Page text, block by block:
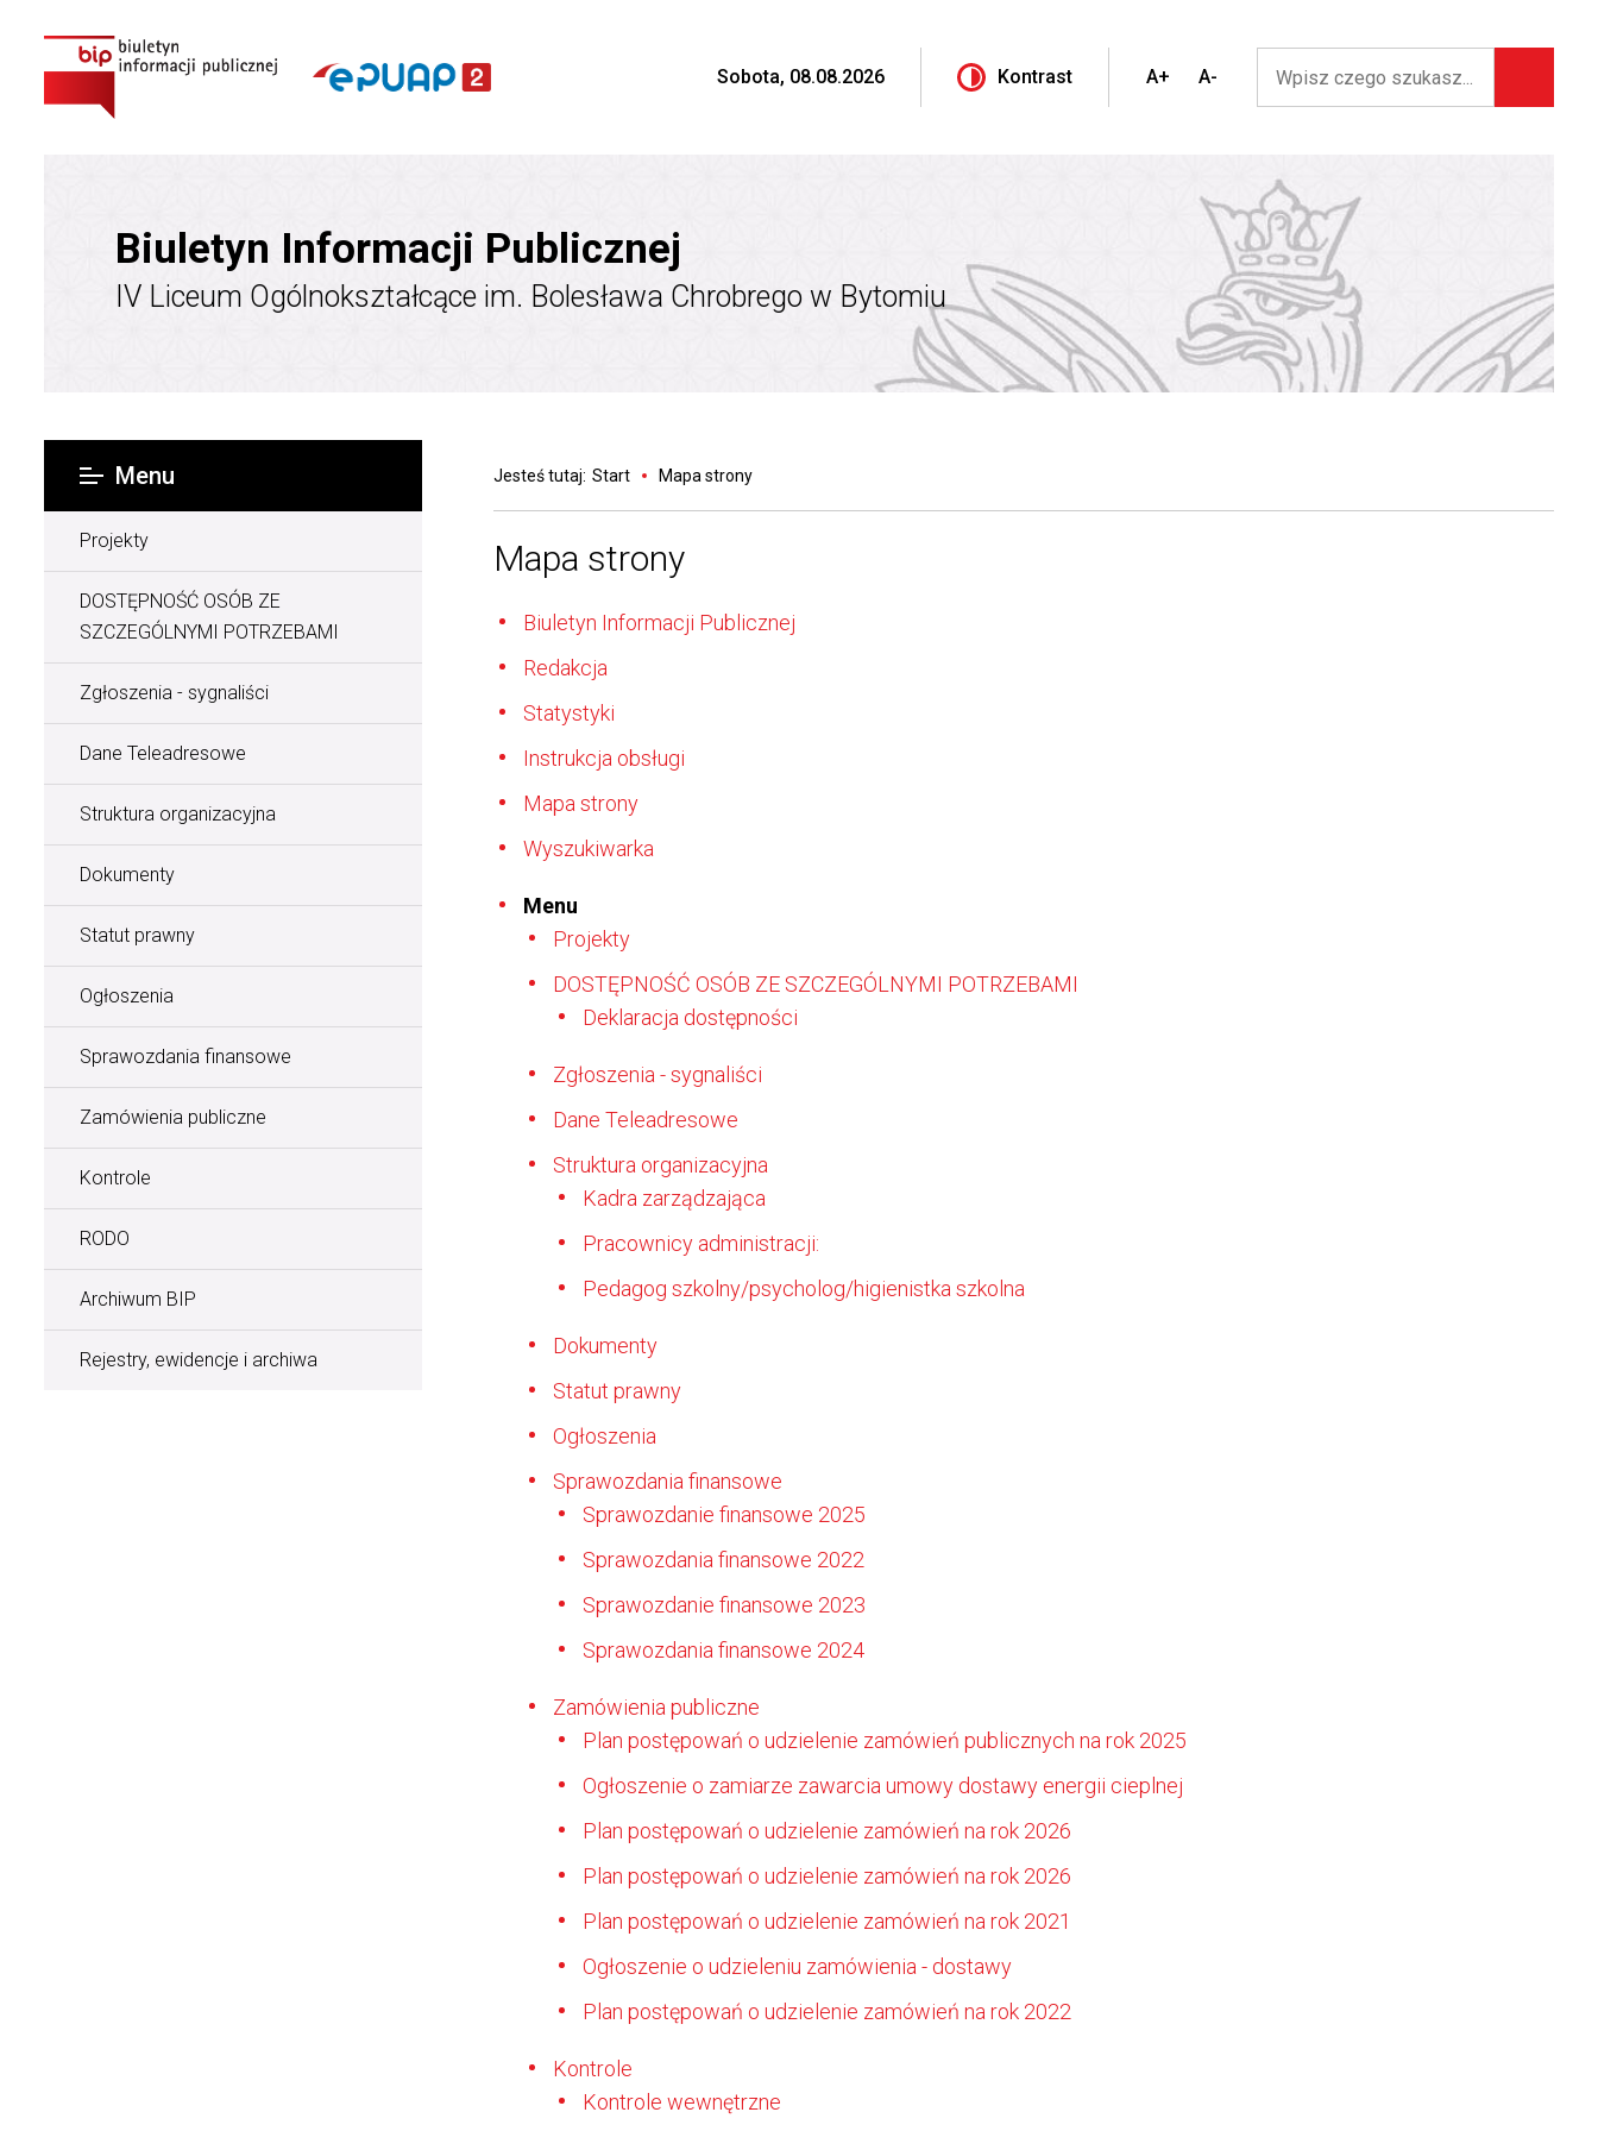
Sobota, 08.08.2026 Kontrast A+ A-
Biuletyn Informacji Publicznej
IV Liceum Ogólnokształcące im. Bolesława Chrobrego w Bytomiu
Menu
Projekty
DOSTĘPNOŚĆ OSÓB ZE
SZCZEGÓLNYMI POTRZEBAMI
Zgłoszenia - sygnaliści
Dane Teleadresowe
Struktura organizacyjna
Dokumenty
Statut prawny
Ogłoszenia
Sprawozdania finansowe
Zamówienia publiczne
Kontrole
RODO
Archiwum BIP
Rejestry, ewidencje i archiwa
Jesteś tutaj: Start Mapa strony
Mapa strony
Biuletyn Informacji Publicznej
Redakcja
Statystyki
Instrukcja obsługi
Mapa strony
Wyszukiwarka
Menu
Projekty
DOSTĘPNOŚĆ OSÓB ZE SZCZEGÓLNYMI POTRZEBAMI
Deklaracja dostępności
Zgłoszenia - sygnaliści
Dane Teleadresowe
Struktura organizacyjna
Kadra zarządzająca
Pracownicy administracji:
Pedagog szkolny/psycholog/higienistka szkolna
Dokumenty
Statut prawny
Ogłoszenia
Sprawozdania finansowe
Sprawozdanie finansowe 2025
Sprawozdania finansowe 2022
Sprawozdanie finansowe 2023
Sprawozdania finansowe 2024
Zamówienia publiczne
Plan postępowań o udzielenie zamówień publicznych na rok 2025
Ogłoszenie o zamiarze zawarcia umowy dostawy energii cieplnej
Plan postępowań o udzielenie zamówień na rok 2026
Plan postępowań o udzielenie zamówień na rok 2026
Plan postępowań o udzielenie zamówień na rok 2021
Ogłoszenie o udzieleniu zamówienia - dostawy
Plan postępowań o udzielenie zamówień na rok 2022
Kontrole
Kontrole wewnętrzne